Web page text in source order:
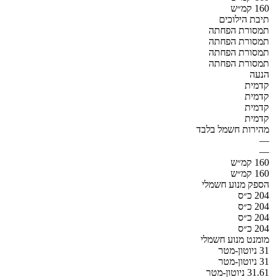
160 קמ״ש
תיבת הילוכים
תמסורת הפחתה
תמסורת הפחתה
תמסורת הפחתה
תמסורת הפחתה
הנעה
קדמית
קדמית
קדמית
קדמית
מהירות חשמל בלבד
—
—
160 קמ״ש
160 קמ״ש
הספק מנוע חשמלי
204 כ״ס
204 כ״ס
204 כ״ס
204 כ״ס
מומנט מנוע חשמלי
31 ניוטון-מטר
31 ניוטון-מטר
31.61 ניוטון-מטר